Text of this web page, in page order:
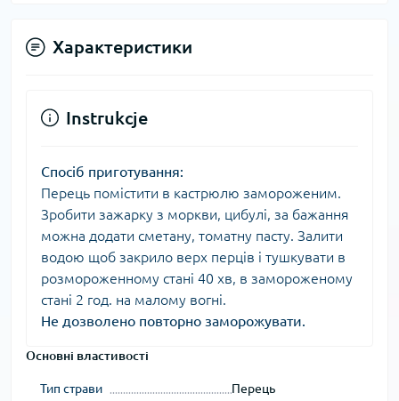
Характеристики
Instrukcje
Спосіб приготування:
Перець помістити в кастрюлю замороженим.
Зробити зажарку з моркви, цибулі, за бажання
можна додати сметану, томатну пасту. Залити
водою щоб закрило верх перців і тушкувати в
розмороженному стані 40 хв, в замороженому
стані 2 год. на малому вогні.
Не дозволено повторно заморожувати.
Основні властивості
Тип страви Перець